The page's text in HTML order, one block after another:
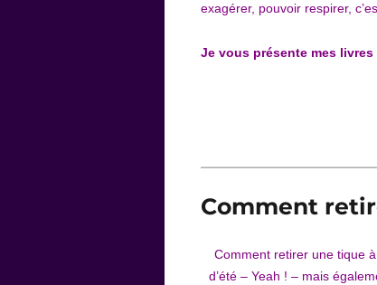
exagérer, pouvoir respirer,
Je vous présente mes livres
Comment
Comment retirer une tique
d’été – Yeah ! – mais